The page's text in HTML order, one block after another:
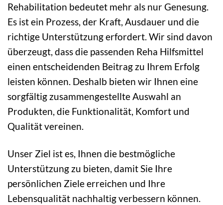
Rehabilitation bedeutet mehr als nur Genesung.
Es ist ein Prozess, der Kraft, Ausdauer und die
richtige Unterstützung erfordert. Wir sind davon
überzeugt, dass die passenden Reha Hilfsmittel
einen entscheidenden Beitrag zu Ihrem Erfolg
leisten können. Deshalb bieten wir Ihnen eine
sorgfältig zusammengestellte Auswahl an
Produkten, die Funktionalität, Komfort und
Qualität vereinen.
Unser Ziel ist es, Ihnen die bestmögliche
Unterstützung zu bieten, damit Sie Ihre
persönlichen Ziele erreichen und Ihre
Lebensqualität nachhaltig verbessern können.